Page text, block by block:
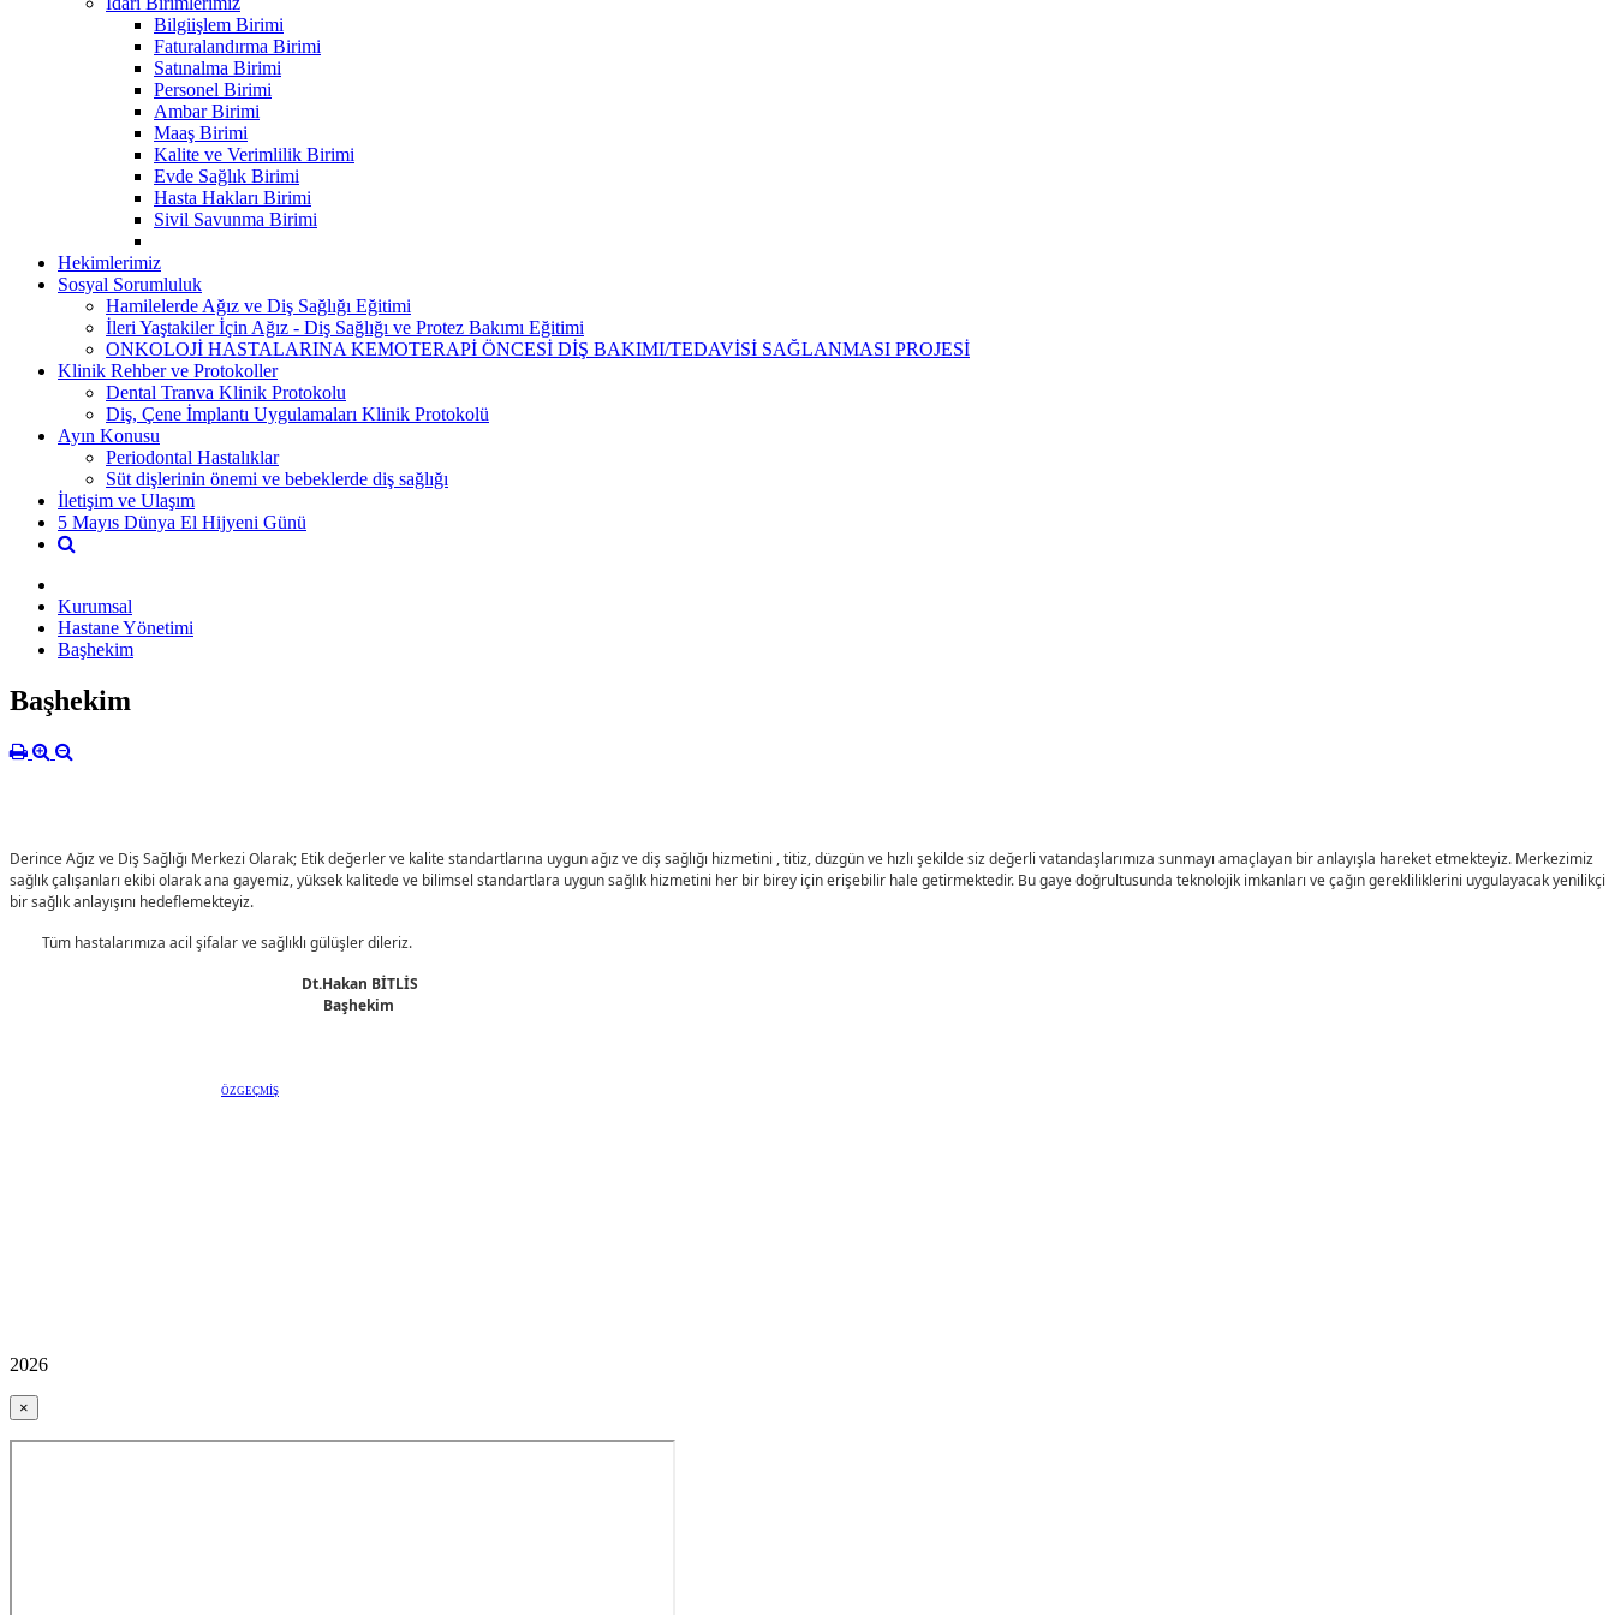
Bilgiişlem Birimi
Faturalandırma Birimi
Satınalma Birimi
Personel Birimi
Ambar Birimi
Maaş Birimi
Kalite ve Verimlilik Birimi
Evde Sağlık Birimi
Hasta Hakları Birimi
Sivil Savunma Birimi
Hekimlerimiz
Sosyal Sorumluluk
Hamilelerde Ağız ve Diş Sağlığı Eğitimi
İleri Yaştakiler İçin Ağız - Diş Sağlığı ve Protez Bakımı Eğitimi
ONKOLOJİ HASTALARINA KEMOTERAPİ ÖNCESİ DİŞ BAKIMI/TEDAVİSİ SAĞLANMASI PROJESİ
Klinik Rehber ve Protokoller
Dental Tranva Klinik Protokolu
Diş, Çene İmplantı Uygulamaları Klinik Protokolü
Ayın Konusu
Periodontal Hastalıklar
Süt dişlerinin önemi ve bebeklerde diş sağlığı
İletişim ve Ulaşım
5 Mayıs Dünya El Hijyeni Günü
Kurumsal
Hastane Yönetimi
Başhekim
Başhekim
Derince Ağız ve Diş Sağlığı Merkezi Olarak; Etik değerler ve kalite standartlarına uygun ağız ve diş sağlığı hizmetini , titiz, düzgün ve hızlı şekilde siz değerli vatandaşlarımıza sunmayı amaçlayan bir anlayışla hareket etmekteyiz. Merkezimiz
sağlık çalışanları ekibi olarak ana gayemiz, yüksek kalitede ve bilimsel standartlara uygun sağlık hizmetini her bir birey için erişebilir hale getirmektedir. Bu gaye doğrultusunda teknolojik imkanları ve çağın gerekliliklerini uygulayacak yenilikçi
bir sağlık anlayışını hedeflemekteyiz.
Tüm hastalarımıza acil şifalar ve sağlıklı gülüşler dileriz.
Dt.Hakan BİTLİS
Başhekim
ÖZGEÇMİŞ
2026
×